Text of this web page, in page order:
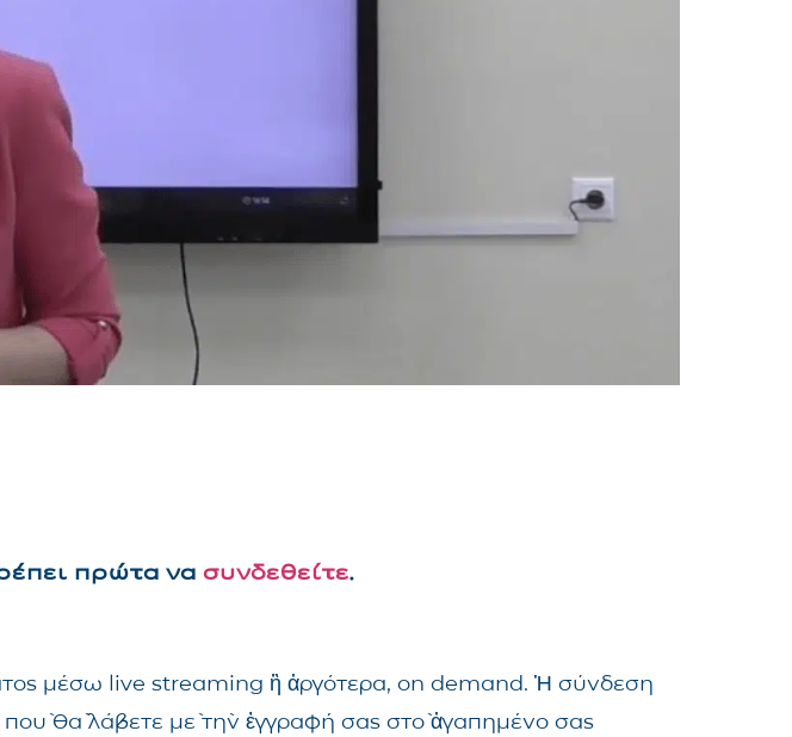
πρώτα να συνδεθείτε.
μέσω live streaming ἢ ἀργότερα, on demand. Ἡ σύνδεση
θὰ λάβετε μὲ τὴν ἐγγραφή σας στὸ ἀγαπημένο σας